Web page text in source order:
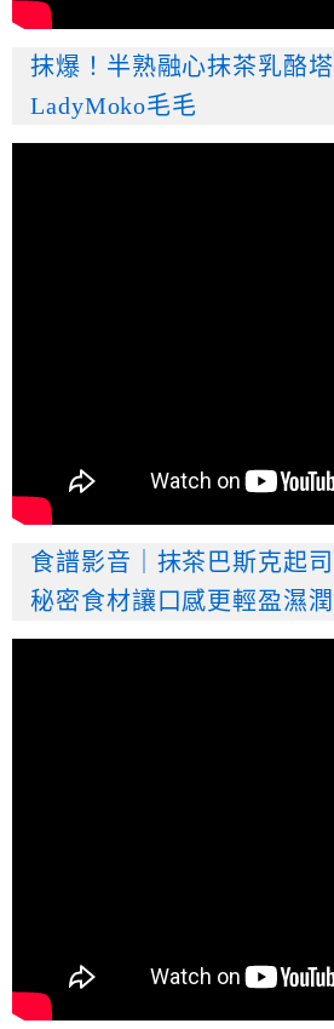
抹爆！半熟融心抹茶乳酪塔
LadyMoko毛毛
食譜影音｜抹茶巴斯克起
秘密食材讓口感更輕盈濕